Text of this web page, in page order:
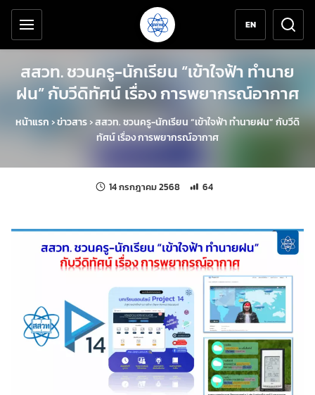
ข้ามไปยังเนื้อหาหลัก
เครื่องมือช่วยเหลือ
EN
สสวท. ชวนครู-นักเรียน “เข้าใจฟ้า ทำนาย
ฝน” กับวีดิทัศน์ เรื่อง การพยากรณ์อากาศ
หน้าแรก›ข่าวสาร›สสวท. ชวนครู-นักเรียน “เข้าใจฟ้า ทำนายฝน” กับวีดิ
ทัศน์ เรื่อง การพยากรณ์อากาศ
14 กรกฎาคม 2568 แก้ไขล่าสุดเมื่อ:
จำนวนการเข้าชม 64 ครั้ง
64